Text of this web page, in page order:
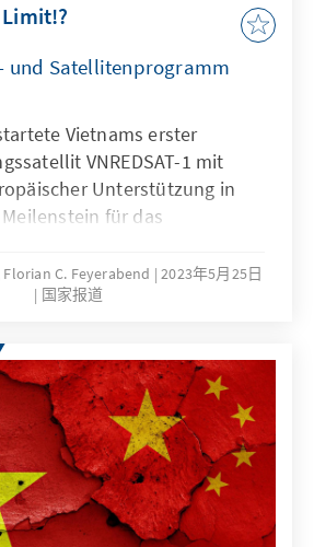
Anforderungen erfüllen?
Limit!?
und Satellitenprogramm
Vietnams erster
VNREDSAT-1 mit
Unterstützung in
für das
C. Feyerabend
2023年5月25日
国家报道